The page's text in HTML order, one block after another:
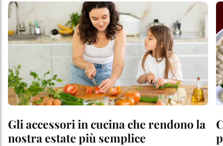
Gli accessori in cucina che rendono la
nostra estate più semplice